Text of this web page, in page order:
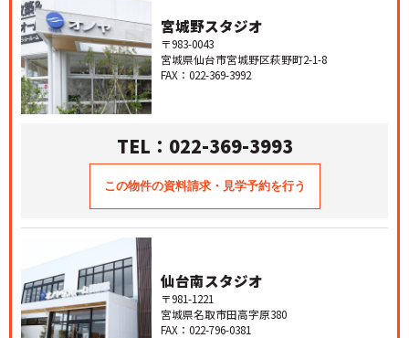
宮城野スタジオ
〒983-0043
宮城県仙台市宮城野区萩野町2-1-8
FAX：022-369-3992
TEL：022-369-3993
仙台南スタジオ
〒981-1221
宮城県名取市田高字原380
FAX：022-796-0381